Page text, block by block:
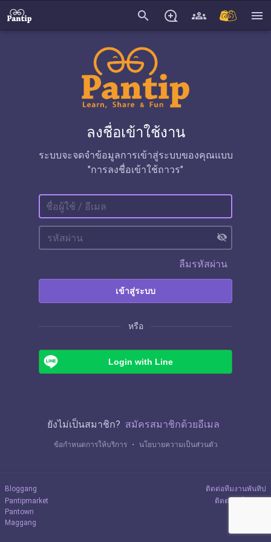
search menu
ลงชื่อเข้าใช้งาน
ระบบจะจดจำข้อมูลการเข้าสู่ระบบของคุณแบบ
"การลงชื่อเข้าใช้ถาวร"
visibility_off
ลืมรหัสผ่าน
เข้าสู่ระบบ
หรือ
Login with Line
ยังไม่เป็นสมาชิก? สมัครสมาชิกด้วยอีเมล
ข้อกำหนดการให้บริการ ・ นโยบายความเป็นส่วนตัว
Bloggang
Pantipmarket
Pantown
Maggang
ติดต่อทีมงานพันทิป
ติดต่อลงโฆษณา